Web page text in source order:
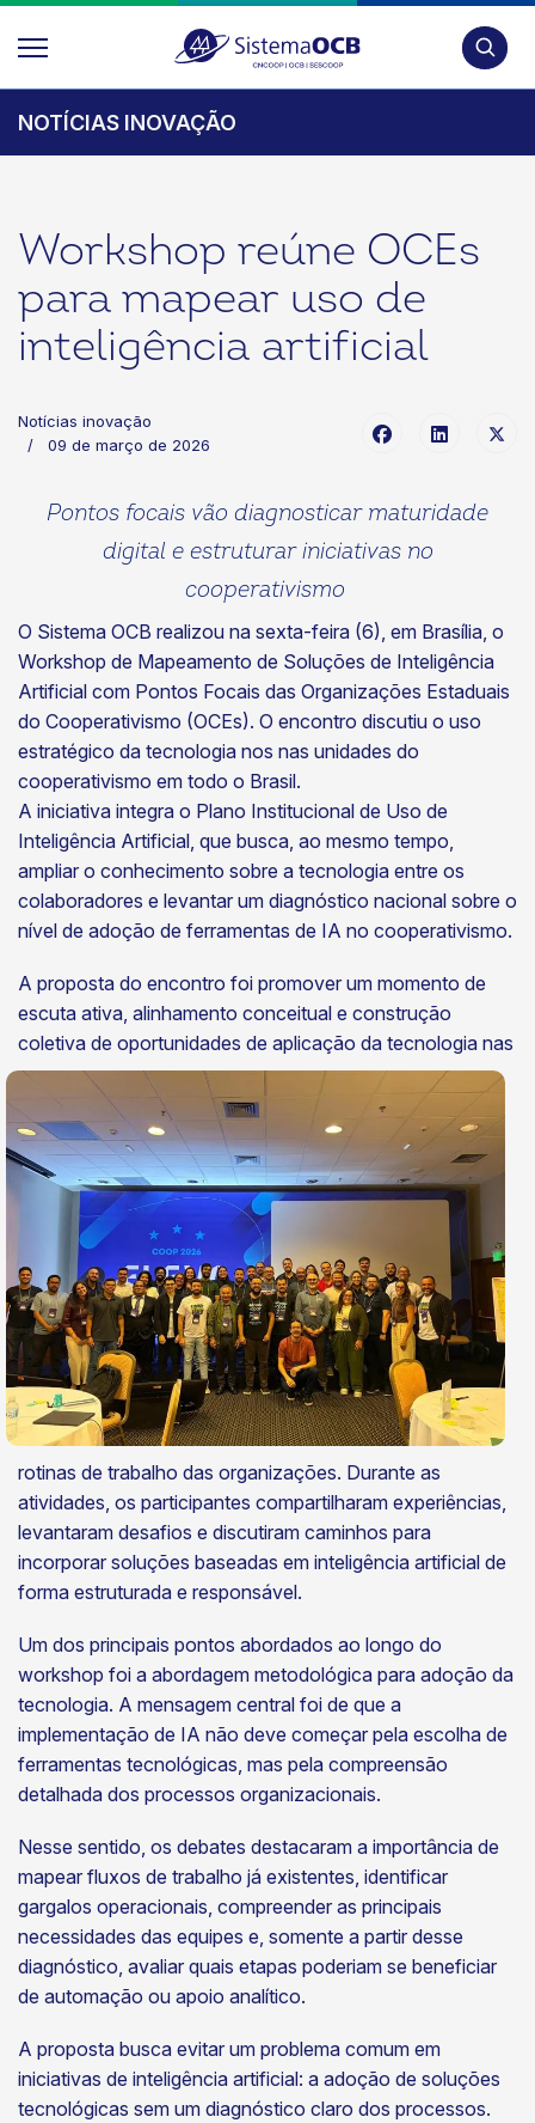
NOTÍCIAS INOVAÇÃO
Workshop reúne OCEs
para mapear uso de
inteligência artificial
Notícias inovação
09 de março de 2026
Pontos focais vão diagnosticar maturidade
digital e estruturar iniciativas no
cooperativismo
O Sistema OCB realizou na sexta-feira (6), em Brasília, o
Workshop de Mapeamento de Soluções de Inteligência
Artificial com Pontos Focais das Organizações Estaduais
do Cooperativismo (OCEs). O encontro discutiu o uso
estratégico da tecnologia nos nas unidades do
cooperativismo em todo o Brasil.
A iniciativa integra o Plano Institucional de Uso de
Inteligência Artificial, que busca, ao mesmo tempo,
ampliar o conhecimento sobre a tecnologia entre os
colaboradores e levantar um diagnóstico nacional sobre o
nível de adoção de ferramentas de IA no cooperativismo.
A proposta do encontro foi promover um momento de
escuta ativa, alinhamento conceitual e construção
coletiva de oportunidades de aplicação da tecnologia nas
rotinas de trabalho das organizações. Durante as
atividades, os participantes compartilharam experiências,
levantaram desafios e discutiram caminhos para
incorporar soluções baseadas em inteligência artificial de
forma estruturada e responsável.
Um dos principais pontos abordados ao longo do
workshop foi a abordagem metodológica para adoção da
tecnologia. A mensagem central foi de que a
implementação de IA não deve começar pela escolha de
ferramentas tecnológicas, mas pela compreensão
detalhada dos processos organizacionais.
Nesse sentido, os debates destacaram a importância de
mapear fluxos de trabalho já existentes, identificar
gargalos operacionais, compreender as principais
necessidades das equipes e, somente a partir desse
diagnóstico, avaliar quais etapas poderiam se beneficiar
de automação ou apoio analítico.
A proposta busca evitar um problema comum em
iniciativas de inteligência artificial: a adoção de soluções
tecnológicas sem um diagnóstico claro dos processos.